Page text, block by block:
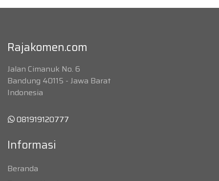
Rajakomen.com
Jalan Cimanuk No. 6
Bandung 40115 - Jawa Barat
Indonesia
081919120777
Informasi
Beranda